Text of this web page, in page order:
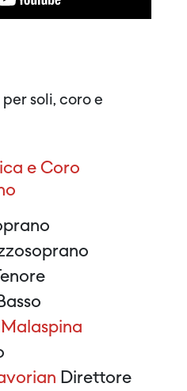
soli, coro e
e Coro
Direttore